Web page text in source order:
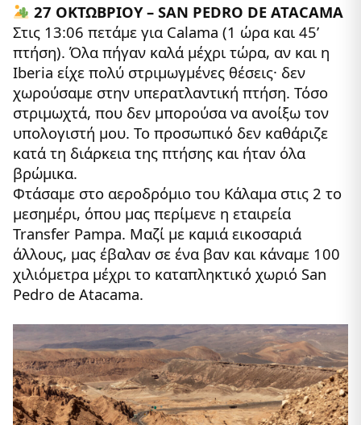
27 ΟΚΤΩΒΡΙΟΥ – SAN PEDRO DE ATACAMA
Στις 13:06 πετάμε για Calama (1 ώρα και 45’
πτήση). Όλα πήγαν καλά μέχρι τώρα, αν και η
Iberia είχε πολύ στριμωγμένες θέσεις· δεν
χωρούσαμε στην υπερατλαντική πτήση. Τόσο
στριμωχτά, που δεν μπορούσα να ανοίξω τον
υπολογιστή μου. Το προσωπικό δεν καθάριζε
κατά τη διάρκεια της πτήσης και ήταν όλα
βρώμικα.
Φτάσαμε στο αεροδρόμιο του Κάλαμα στις 2 το
μεσημέρι, όπου μας περίμενε η εταιρεία
Transfer Pampa. Μαζί με καμιά εικοσαριά
άλλους, μας έβαλαν σε ένα βαν και κάναμε 100
χιλιόμετρα μέχρι το καταπληκτικό χωριό San
Pedro de Atacama.